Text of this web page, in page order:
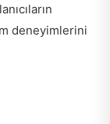
deneyimlerini